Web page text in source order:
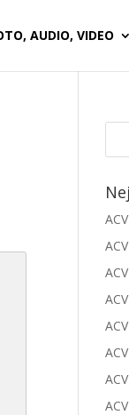
AUDIO, VIDEO